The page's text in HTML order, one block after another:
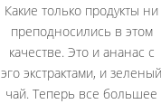
Какие только продукты ни
преподносились в этом
качестве. Это и ананас с
эго экстрактами, и зеленый
чай. Теперь все большее